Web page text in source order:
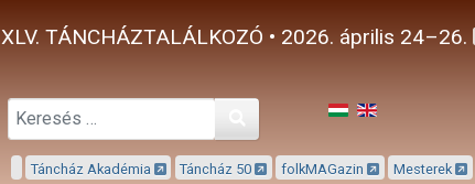
XLV. TÁNCHÁZTALÁLKOZÓ • 2026. április 24–26.
Keresés
Táncház Akadémia Táncház 50 folkMAGazin Mesterek